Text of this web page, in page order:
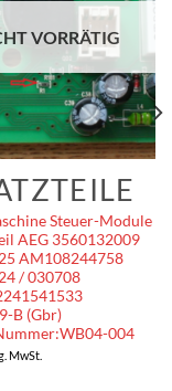
VORRÄTIG
Steuer-Module
AEG 3560132009
AM108244758
/ 030708
B (Gbr)
004
MwSt.